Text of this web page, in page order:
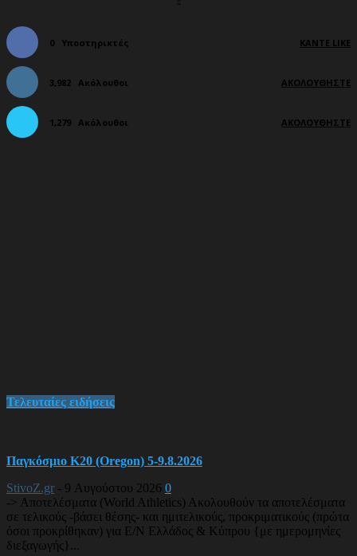
0 Υποστηρικτές ΚΆΝΤΕ LIKE
3,982 Ακόλουθοι ΑΚΟΛΟΥΘΉΣΤΕ
1,279 Ακόλουθοι ΑΚΟΛΟΥΘΉΣΤΕ
Τελευταίες ειδήσεις
Παγκόσμιο Κ20 (Oregon) 5-9.8.2026
StivoZ.gr - 9 Αυγούστου 2026 0
-> Αποτελέσματα (World Athletics) Ακολουθούν τα αποτελέσματα
σε τελικούς -βάσει θέσης- και ημιτελικούς, προκριματικούς (πρώτα
όσοι προκρίθηκαν) για Ε/Ν Ελλάδος & Κύπρου {με ημερομηνίες
διεξαγωγής}...